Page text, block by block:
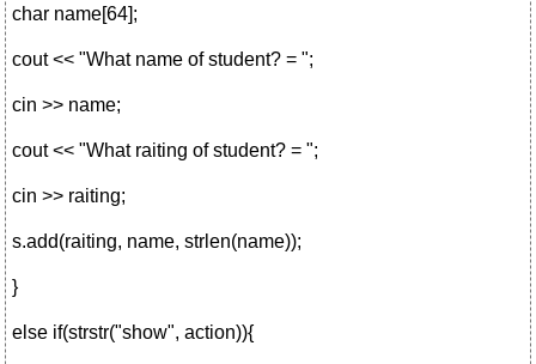
char name[64];
cout << "What name of student? = ";
cin >> name;
cout << "What raiting of student? = ";
cin >> raiting;
s.add(raiting, name, strlen(name));
}
else if(strstr("show", action)){